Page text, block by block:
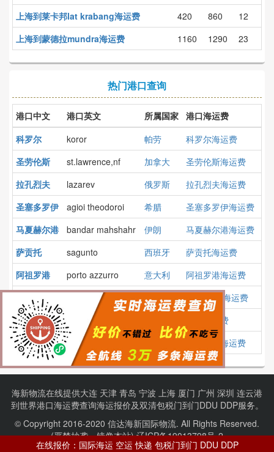
上海到莱卡邦lat krabang海运费
420 860
12
上海到蒙德拉mundra海运费
1160 1290 23
热门港口查询
港口中文 港口英文 所属国家 港口海运费
科罗尔
koror 帕劳
科罗尔海运费
圣劳伦斯
st.lawrence,nf 加拿大
圣劳伦斯海运费
拉孔烈夫
lazarev 俄罗斯
拉孔烈夫海运费
圣塞多罗伊
agioi theodoroi 希腊
圣塞多罗伊海运费
马夏赫尔港
bandar mahshahr 伊朗
马夏赫尔港海运费
萨贡托
sagunto 西班牙
萨贡托海运费
阿祖罗港
porto azzurro 意大利
阿祖罗港海运费
斗门,珠海
doumen,zhuhai 中国
斗门,珠海海运费
蒙戈
moengo
蒙戈海运费
米德尔堡
middelburg 荷兰 米德尔堡海运费
海新物流在线提供大连 天津 青岛 宁波 上海 厦门 广州 深圳 连云港
到世界港口海运费查询海运报价及双清包税门到门DDU DDP服务。
© Copyright 2016-2020 信达海新国际物流. All Rights Reserved.
(严禁抄袭、镜像本站).辽ICP备19013798号-2
在线报价：国际海运 空运 快递 包税门到门 DDU DDP